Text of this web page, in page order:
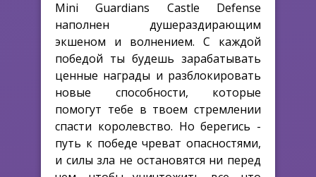
Mini Guardians Castle Defense
наполнен душераздирающим
экшеном и волнением. С каждой
победой ты будешь зарабатывать
ценные награды и разблокировать
новые способности, которые
помогут тебе в твоем стремлении
спасти королевство. Но берегись -
путь к победе чреват опасностями,
и силы зла не остановятся ни перед